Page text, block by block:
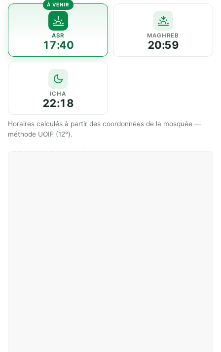
ASR
17:40
MAGHREB
20:59
ICHA
22:18
Horaires calculés à partir des coordonnées de la mosquée —
méthode UOIF (12°).